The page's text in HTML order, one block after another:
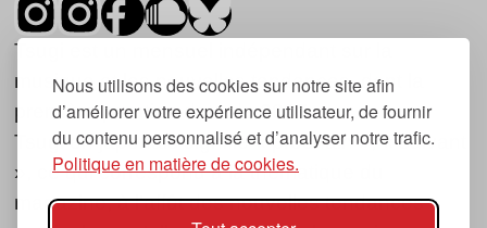
Nous utilisons des cookies sur notre site afin
d’améliorer votre expérience utilisateur, de fournir
du contenu personnalisé et d’analyser notre trafic.
Politique en matière de cookies.
Tsugi est un mensuel indépendant sur la
musique et les nouvelles tendances, dont la
première parution date de 2007.
Tsugi en japonais signifie « prochain », « suivant
», ce qui correspond à la thématique du
magazine, à l’affût des nouvelles tendances